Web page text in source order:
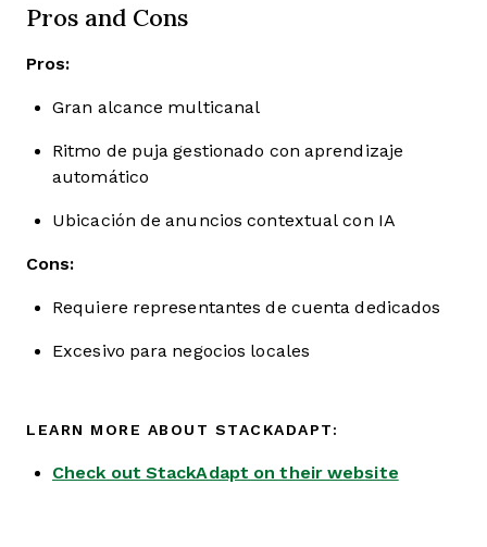
Pros and Cons
Pros:
Gran alcance multicanal
Ritmo de puja gestionado con aprendizaje
automático
Ubicación de anuncios contextual con IA
Cons:
Requiere representantes de cuenta dedicados
Excesivo para negocios locales
LEARN MORE ABOUT STACKADAPT:
Check out StackAdapt on their website